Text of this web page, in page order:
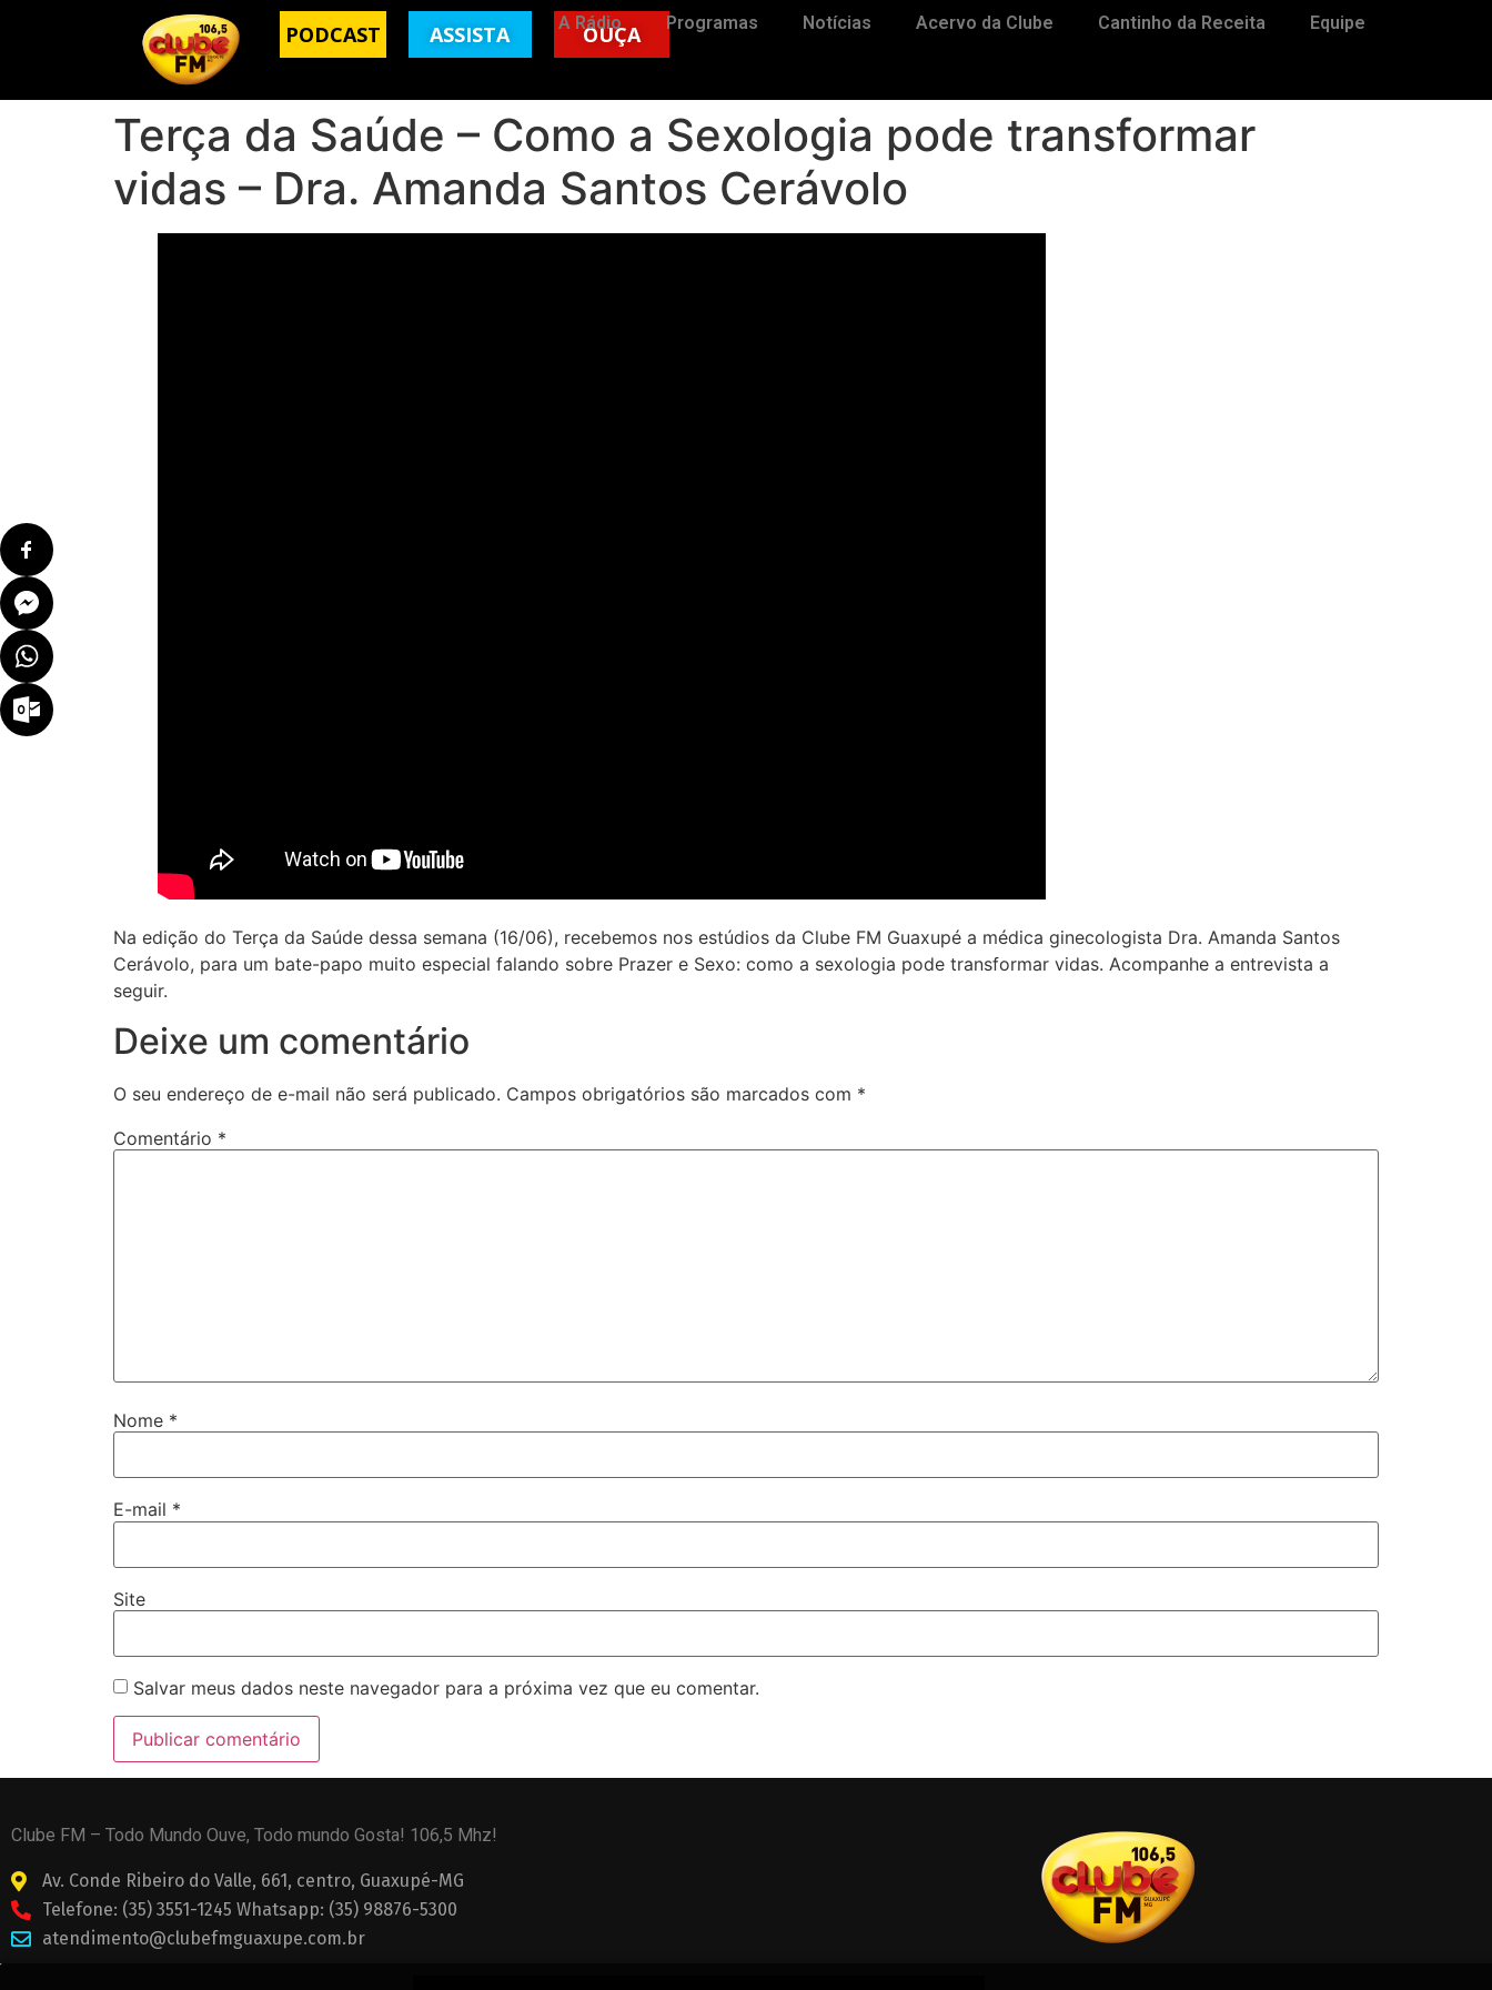
PODCAST ASSISTA OUÇA
A Rádio Programas Notícias Acervo da Clube Cantinho da Receita Equipe
Terça da Saúde – Como a Sexologia pode transformar
vidas – Dra. Amanda Santos Cerávolo
Na edição do Terça da Saúde dessa semana (16/06), recebemos nos estúdios da Clube FM Guaxupé a médica ginecologista Dra. Amanda Santos
Cerávolo, para um bate-papo muito especial falando sobre Prazer e Sexo: como a sexologia pode transformar vidas. Acompanhe a entrevista a
seguir.
Deixe um comentário
O seu endereço de e-mail não será publicado. Campos obrigatórios são marcados com *
Comentário *
Nome *
E-mail *
Site
Salvar meus dados neste navegador para a próxima vez que eu comentar.
Clube FM – Todo Mundo Ouve, Todo mundo Gosta! 106,5 Mhz!
Av. Conde Ribeiro do Valle, 661, centro, Guaxupé-MG
Telefone: (35) 3551-1245 Whatsapp: (35) 98876-5300
atendimento@clubefmguaxupe.com.br